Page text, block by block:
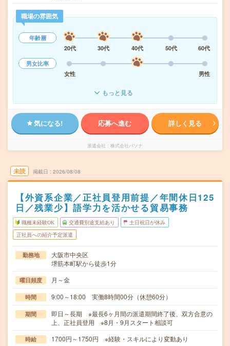
職場の雰囲気
年齢層
20代
30代 40代 50代
60代
男女比率
女性
男性
もっと見る
気になる! 応募へ進む 詳しく見る
派遣会社 株式会社パソナ
未読 掲載日 2026/08/08
【外資系企業／正社員登用前提／年間休日125
日／残業少】語学力を活かせる貿易事務
職種未経験OK 交通費別途支給あり 土日祝日が休み
正社員への紹介予定派遣
勤務地
大阪市中央区
堺筋本町駅から徒歩1分
曜日頻度 月～金
時間 9:00～18:00 実働8時間00分（休憩60分）
期間
即日～長期 ※最長6ヶ月間の派遣期間終了後、双方合意の
上、正社員登用 ※8月・9月スタート相談可
時給 1700円～1750円 ※経験・スキルにより変動あり